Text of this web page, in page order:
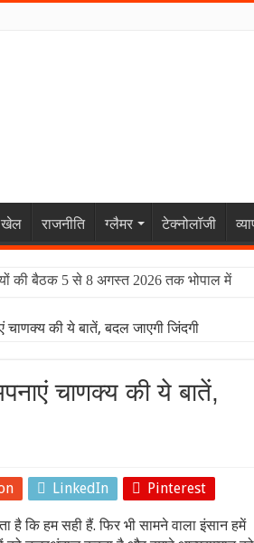
खेल राजनीति ग्लैमर टेक्नोलॉजी
की बैठक 5 से 8 अगस्त 2026 तक भोपाल में
की ये बातें, बदल जाएगी जिंदगी
चाणक्य की ये बातें,
LinkedIn Pinterest
है कि हम सही हैं. फिर भी सामने वाला इंसान हमें